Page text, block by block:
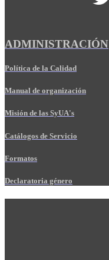
ADMINISTRACIÓN
Política de la Calidad
Manual de organización
Misión de las SyUA's
Catálogos de Servicio
Formatos
Declaratoria género